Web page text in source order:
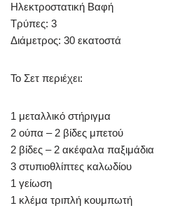
Ηλεκτροστατική Βαφή
Τρύπες: 3
Διάμετρος: 30 εκατοστά
Το Σετ περιέχει:
1 μεταλλικό στήριγμα
2 ούπα – 2 βίδες μπετού
2 βίδες – 2 ακέφαλα παξιμάδια
3 στυπιοθλίπτες καλωδίου
1 γείωση
1 κλέμα τριπλή κουμπωτή